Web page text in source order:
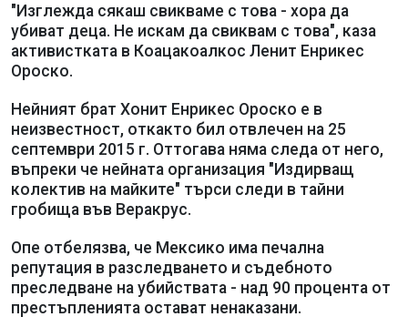
"Изглежда сякаш свикваме с това - хора да
убиват деца. Не искам да свиквам с това", каза
активистката в Коацакоалкос Ленит Енрикес
Ороско.
Нейният брат Хонит Енрикес Ороско е в
неизвестност, откакто бил отвлечен на 25
септември 2015 г. Оттогава няма следа от него,
въпреки че нейната организация "Издирващ
колектив на майките" търси следи в тайни
гробища във Веракрус.
Опе отбелязва, че Мексико има печална
репутация в разследването и съдебното
преследване на убийствата - над 90 процента от
престъпленията остават ненаказани.